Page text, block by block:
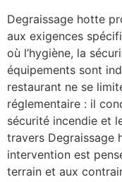
Degraissage hotte
aux exigences
où l’hygiène, la
équipements sont
restaurant ne se
réglementaire : il
sécurité incendie et
travers Degraissage
intervention est
terrain et aux